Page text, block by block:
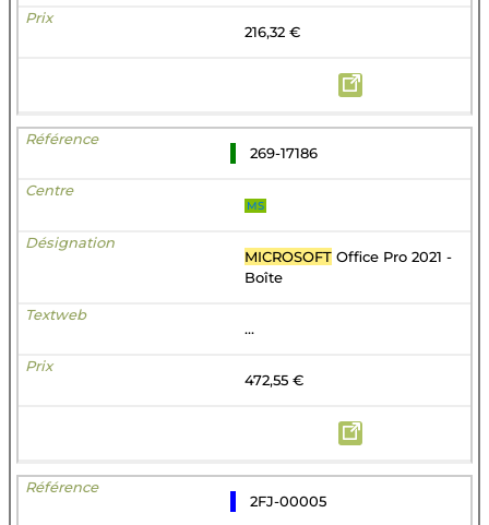
216,32 €
269-17186
MS
MICROSOFT Office Pro 2021 -
Boîte
...
472,55 €
2FJ-00005